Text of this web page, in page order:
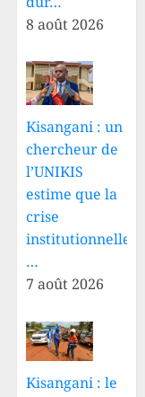
8 août 2026
Kisangani : un
chercheur de
l’UNIKIS
estime que la
crise
institutionnelle
…
7 août 2026
Kisangani : le